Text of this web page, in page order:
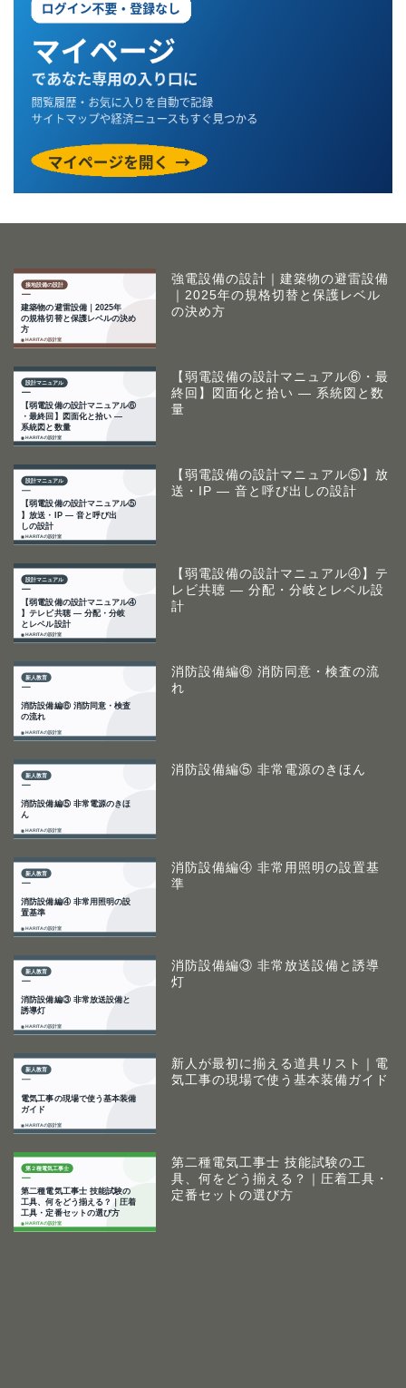
強電設備の設計｜建築物の避雷設備
｜2025年の規格切替と保護レベル
の決め方
【弱電設備の設計マニュアル⑥・最
終回】図面化と拾い ― 系統図と数
量
【弱電設備の設計マニュアル⑤】放
送・IP ― 音と呼び出しの設計
【弱電設備の設計マニュアル④】テ
レビ共聴 ― 分配・分岐とレベル設
計
消防設備編⑥ 消防同意・検査の流
れ
消防設備編⑤ 非常電源のきほん
消防設備編④ 非常用照明の設置基
準
消防設備編③ 非常放送設備と誘導
灯
新人が最初に揃える道具リスト｜電
気工事の現場で使う基本装備ガイド
第二種電気工事士 技能試験の工
具、何をどう揃える？｜圧着工具・
定番セットの選び方